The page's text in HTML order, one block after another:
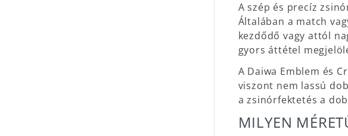
A szép és precíz
Általában a match
kezdődő vagy attól
gyors áttétel
A Daiwa Emblem és
viszont nem lassú
a zsinórfektetés a
MILYEN